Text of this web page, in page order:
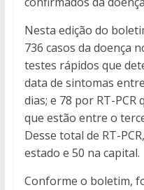
Nesta edição do
736 casos da doença
testes rápidos que
data de sintomas
dias; e 78 por RT-PCR
que estão entre o
Desse total de RT-
estado e 50 na capital.
Conforme o boletim,